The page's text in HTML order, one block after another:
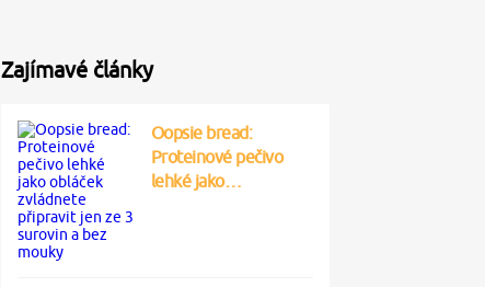
Zajímavé články
Oopsie bread:
Proteinové pečivo
lehké jako…